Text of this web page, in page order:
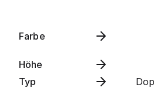
Farbe
Höhe
Typ